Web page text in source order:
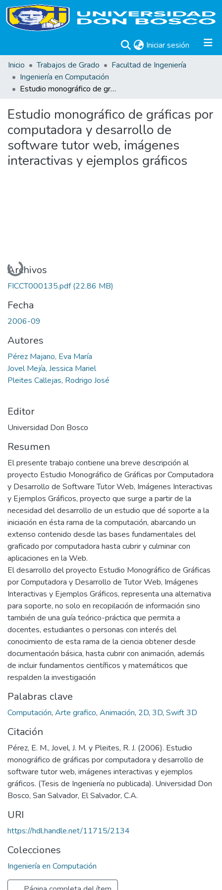
Iniciar sesión (current)
Inicio
Trabajos de Grado
Facultad de Ingeniería
Ingeniería en Computación
Estudio monográfico de gráficas por computadora y desarrollo de software tutor web, imágenes interactivas y ejemplos gráficos
Estudio monográfico de gráficas por
computadora y desarrollo de
software tutor web, imágenes
interactivas y ejemplos gráficos
Cargando...
Archivos
FICCT000135.pdf(22.86 MB)
Fecha
2006-09
Autores
Pérez Majano, Eva María
Jovel Mejía, Jessica Mariel
Pleites Callejas, Rodrigo José
Editor
Universidad Don Bosco
Resumen
El presente trabajo contiene una breve descripción al
proyecto Estudio Monográfico de Gráficas por Computadora
y Desarrollo de Software Tutor Web, Imágenes Interactivas
y Ejemplos Gráficos, proyecto que surge a partir de la
necesidad del desarrollo de un estudio que dé soporte a la
iniciación en ésta rama de la computación, abarcando un
extenso contenido desde las bases fundamentales del
graficado por computadora hasta cubrir y culminar con
aplicaciones en la Web.
El desarrollo del proyecto Estudio Monográfico de Gráficas
por Computadora y Desarrollo de Tutor Web, Imágenes
Interactivas y Ejemplos Gráficos, representa una alternativa
para soporte, no solo en recopilación de información sino
también de una guía teórico-práctica que permita a
docentes, estudiantes o personas con interés del
conocimiento de esta rama de la ciencia obtener desde
documentación básica, hasta cubrir con animación, además
de incluir fundamentos científicos y matemáticos que
respalden la investigación
Palabras clave
Computación, Arte grafico, Animación, 2D, 3D, Swift 3D
Citación
Pérez, E. M., Jovel, J. M. y Pleites, R. J. (2006). Estudio
monográfico de gráficas por computadora y desarrollo de
software tutor web, imágenes interactivas y ejemplos
gráficos. (Tesis de Ingeniería no publicada). Universidad Don
Bosco, San Salvador, El Salvador, C.A.
URI
https://hdl.handle.net/11715/2134
Colecciones
Ingeniería en Computación